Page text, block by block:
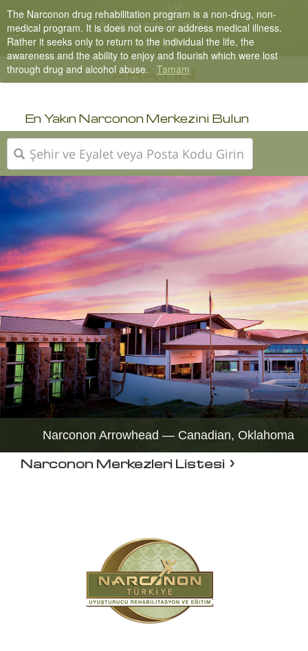
Turkish
English
ARAYIN
En Yakın Narconon Merkezini Bulun
Narconon Arrowhead — Canadian, Oklahoma
Narconon Merkezleri Listesi
The Narconon drug rehabilitation program is a non-drug, non-
medical program. It is does not cure or address medical illness.
Rather it seeks only to return to the individual the life, the
awareness and the ability to enjoy and flourish which were lost
through drug and alcohol abuse. Tamam